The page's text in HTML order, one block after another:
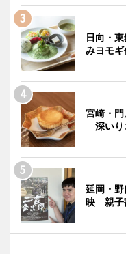
日向・
みヨモ
宮崎・門
深いり
延岡・
映 親子